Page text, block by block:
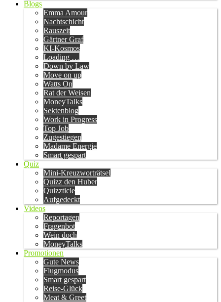
Blogs
Emma Amour
Nachtschicht
Rauszeit
Gärtner Graf
KI-Kosmos
Loading …
Down by Law
Move on up
Watts On
Rat der Weisen
MoneyTalks
Sektenblog
Work in Progress
Top Job
Zugestiegen
Madame Energie
Smart gespart
Quiz
Mini-Kreuzworträtsel
Quizz den Huber
Quizzticle
Aufgedeckt
Videos
Reportagen
Fragenbot
Wein doch
MoneyTalks
Promotionen
Gute News
Flugmodus
Smart gespart
Reise-Glück
Meat & Greet